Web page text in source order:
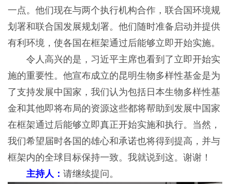
一点。他们现在与两个执行机构合作，联合国环境规
划署和联合国发展规划署。他们随时准备启动并提供
有利环境，使各国在框架通过后能够立即开始实施。
令人高兴的是，习近平主席也看到了立即开始实
施的重要性。他宣布成立的昆明生物多样性基金是为
了支持发展中国家，我们认为包括日本生物多样性基
金和其他即将布局的资源这些都将帮助到发展中国家
在框架通过后能够立即真正开始实施和执行。当然，
我们希望届时各国的雄心和承诺也将得到提高，并与
框架内的全球目标保持一致。我就说到这。谢谢！
主持人： 请继续提问。